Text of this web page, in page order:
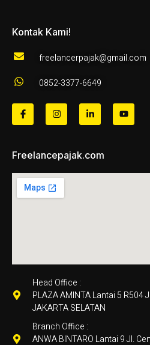
Kontak Kami!
freelancerpajak@gmail.com
0852-3377-6649
Freelancepajak.com
Head Office :
PLAZA AMINTA Lantai 5 R504
JAKARTA SELATAN
Branch Office :
ANWA BINTARO Lantai 9 Jl.